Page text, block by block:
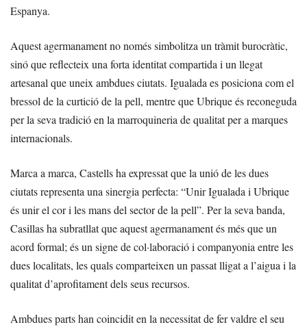
Espanya.
Aquest agermanament no només simbolitza un tràmit burocràtic,
sinó que reflecteix una forta identitat compartida i un llegat
artesanal que uneix ambdues ciutats. Igualada es posiciona com el
bressol de la curtició de la pell, mentre que Ubrique és reconeguda
per la seva tradició en la marroquineria de qualitat per a marques
internacionals.
Marca a marca, Castells ha expressat que la unió de les dues
ciutats representa una sinergia perfecta: “Unir Igualada i Ubrique
és unir el cor i les mans del sector de la pell”. Per la seva banda,
Casillas ha subratllat que aquest agermanament és més que un
acord formal; és un signe de col·laboració i companyonia entre les
dues localitats, les quals comparteixen un passat lligat a l’aigua i la
qualitat d’aprofitament dels seus recursos.
Ambdues parts han coincidit en la necessitat de fer valdre el seu